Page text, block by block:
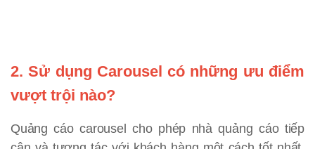
2. Sử dụng Carousel có những ưu điểm
vượt trội nào?
Quảng cáo carousel cho phép nhà quảng cáo tiếp